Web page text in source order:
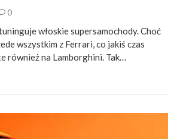
0
włoskie supersamochody. Choć
wszystkim z Ferrari, co jakiś czas
na Lamborghini. Tak…